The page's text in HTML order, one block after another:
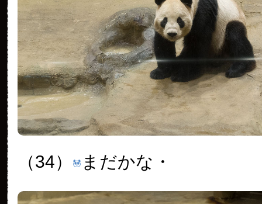
（34） まだかな・